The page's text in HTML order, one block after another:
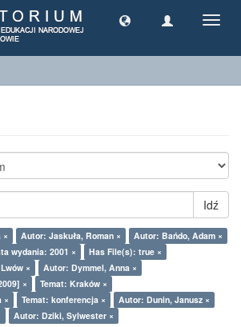
Idź
× Autor: Jaskuła, Roman ×
Autor: Bańdo, Adam ×
wydania: 2001 ×
Has File(s): true ×
×
Autor: Dymmel, Anna ×
×
Temat: Kraków ×
×
Temat: konferencja ×
Autor: Dunin, Janusz ×
Autor: Dziki, Sylwester ×